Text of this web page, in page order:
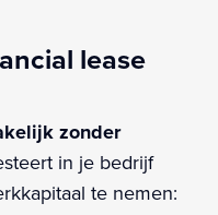
lease
zonder
in je bedrijf
te nemen: